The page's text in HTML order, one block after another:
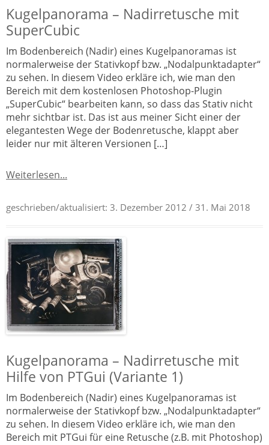
Kugelpanorama – Nadirretusche mit
SuperCubic
Im Bodenbereich (Nadir) eines Kugelpanoramas ist
normalerweise der Stativkopf bzw. „Nodalpunktadapter“
zu sehen. In diesem Video erkläre ich, wie man den
Bereich mit dem kostenlosen Photoshop-Plugin
„SuperCubic“ bearbeiten kann, so dass das Stativ nicht
mehr sichtbar ist. Das ist aus meiner Sicht einer der
elegantesten Wege der Bodenretusche, klappt aber
leider nur mit älteren Versionen […]
Weiterlesen...
geschrieben/aktualisiert: 3. Dezember 2012 / 31. Mai 2018
Kugelpanorama – Nadirretusche mit
Hilfe von PTGui (Variante 1)
Im Bodenbereich (Nadir) eines Kugelpanoramas ist
normalerweise der Stativkopf bzw. „Nodalpunktadapter“
zu sehen. In diesem Video erkläre ich, wie man den
Bereich mit PTGui für eine Retusche (z.B. mit Photoshop)